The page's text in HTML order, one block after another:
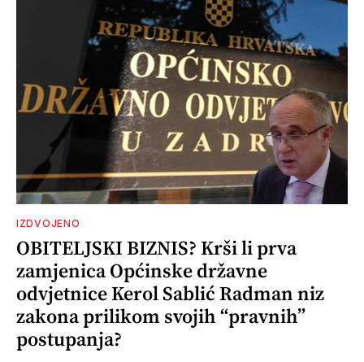
IZDVOJENO
OBITELJSKI BIZNIS? Krši li prva
zamjenica Općinske državne
odvjetnice Kerol Sablić Radman niz
zakona prilikom svojih “pravnih”
postupanja?